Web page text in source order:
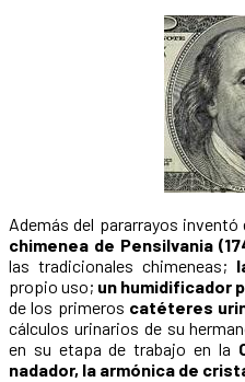
Además del pararrayos inventó
chimenea de Pensilvania
las tradicionales chimeneas;
propio uso; un humidificador
de los primeros catéteres
cálculos urinarios de su
en su etapa de trabajo en la
nadador, la armónica de